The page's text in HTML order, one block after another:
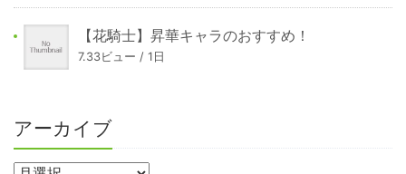
【花騎士】昇華キャラのおすすめ！
7.33ビュー / 1日
アーカイブ